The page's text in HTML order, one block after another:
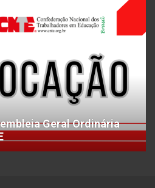
Geral Ordinária